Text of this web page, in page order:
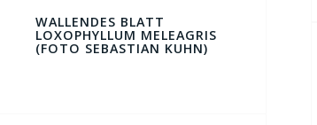
WALLENDES BLATT
LOXOPHYLLUM MELEAGRIS
(FOTO SEBASTIAN KUHN)